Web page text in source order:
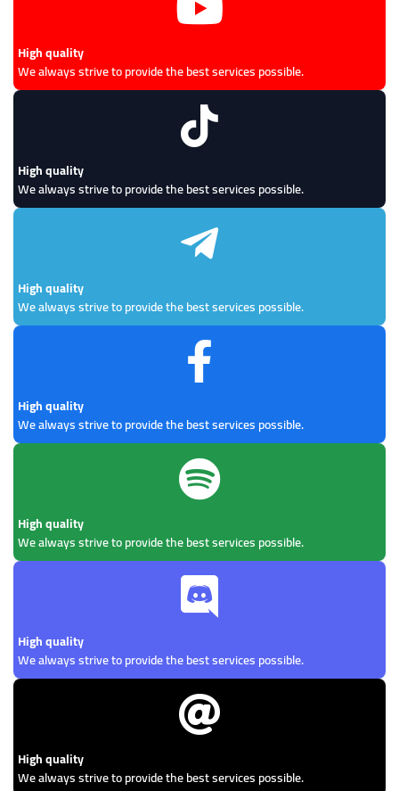
High quality
We always strive to provide the best services possible.
High quality
We always strive to provide the best services possible.
High quality
We always strive to provide the best services possible.
High quality
We always strive to provide the best services possible.
High quality
We always strive to provide the best services possible.
High quality
We always strive to provide the best services possible.
High quality
We always strive to provide the best services possible.